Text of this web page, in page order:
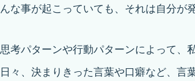
んな事が起こっていても、それは自分が
思考パターンや行動パターンによって、
日々、決まりきった言葉や口癖など、言